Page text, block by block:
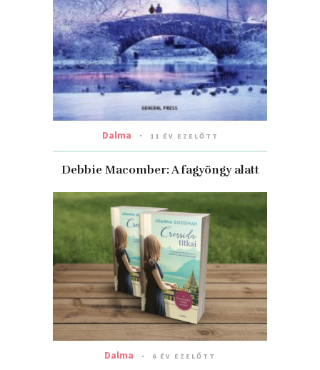
Dalma 11 ÉV EZELŐTT
Debbie Macomber: A fagyöngy alatt
Dalma 6 ÉV EZELŐTT